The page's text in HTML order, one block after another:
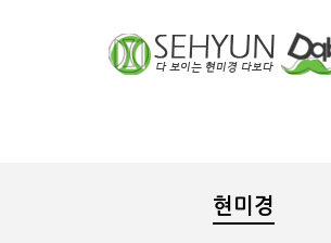
현미경